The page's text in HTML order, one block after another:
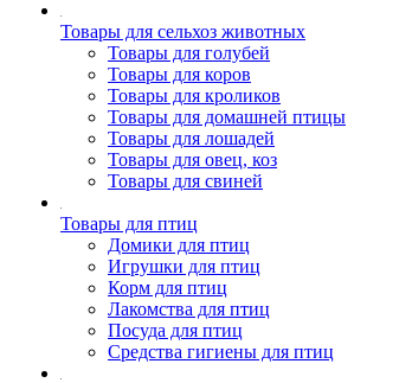
Товары для сельхоз животных
Товары для голубей
Товары для коров
Товары для кроликов
Товары для домашней птицы
Товары для лошадей
Товары для овец, коз
Товары для свиней
Товары для птиц
Домики для птиц
Игрушки для птиц
Корм для птиц
Лакомства для птиц
Посуда для птиц
Средства гигиены для птиц